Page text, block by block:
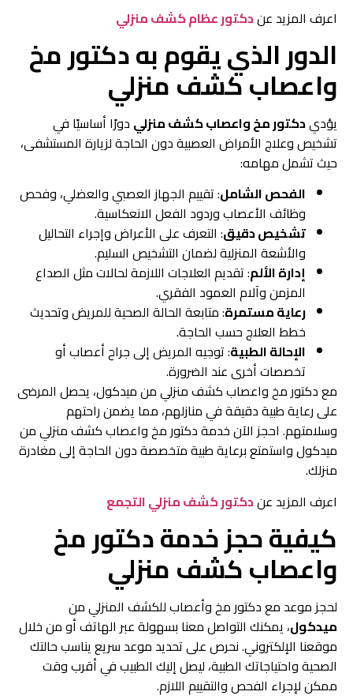
اعرف المزيد عندكتور عظام كشف منزلي
الدور الذي يقوم به دكتور مخ
واعصاب كشف منزلي
يؤديدكتور مخ واعصاب كشف منزلي دورًا أساسيًا في
تشخيص وعلاج الأمراض العصبية دون الحاجة لزيارة المستشفى،
حيث تشمل مهامه:
الفحص الشامل: تقييم الجهاز العصبي والعضلي، وفحص
وظائف الأعصاب وردود الفعل الانعكاسية.
تشخيص دقيق: التعرف على الأعراض وإجراء التحاليل
والأشعة المنزلية لضمان التشخيص السليم.
إدارة الألم: تقديم العلاجات اللازمة لحالات مثل الصداع
المزمن وآلام العمود الفقري.
رعاية مستمرة: متابعة الحالة الصحية للمريض وتحديث
خطط العلاج حسب الحاجة.
الإحالة الطبية: توجيه المريض إلى جراح أعصاب أو
تخصصات أخرى عند الضرورة.
مع دكتور مخ واعصاب كشف منزلي من ميدكول، يحصل المرضى
على رعاية طبية دقيقة في منازلهم، مما يضمن راحتهم
وسلامتهم. احجز الآن خدمة دكتور مخ واعصاب كشف منزلي من
ميدكول واستمتع برعاية طبية متخصصة دون الحاجة إلى مغادرة
منزلك.
اعرف المزيد عندكتور كشف منزلي التجمع
كيفية حجز خدمة دكتور مخ
واعصاب كشف منزلي
لحجز موعد مع دكتور مخ وأعصاب للكشف المنزلي من
ميدكول، يمكنك التواصل معنا بسهولة عبر الهاتف أو من خلال
موقعنا الإلكتروني. نحرص على تحديد موعد سريع يناسب حالتك
الصحية واحتياجاتك الطبية، ليصل إليك الطبيب في أقرب وقت
ممكن لإجراء الفحص والتقييم اللازم.